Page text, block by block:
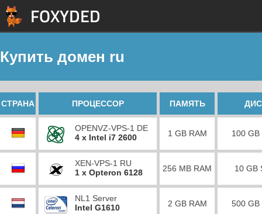
Купить домен ru
СТРАНА ПРОЦЕССОР ПАМЯТЬ
OPENVZ-VPS-1 DE
4 x Intel i7 2600
1 GB RAM 100 GB
XEN-VPS-1 RU
1 x Opteron 6128
256 MB RAM 10 GB
NL1 Server
Intel G1610
2 GB RAM 500 GB